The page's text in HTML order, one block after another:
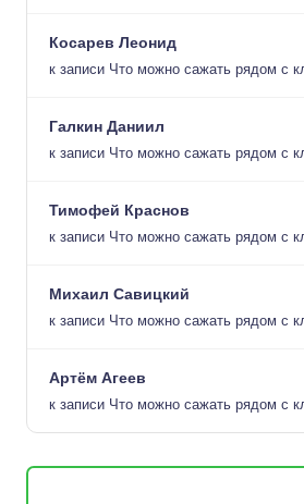
Косарев Леонид
к записи Что можно сажать рядом с
Галкин Даниил
к записи Что можно сажать рядом с
Тимофей Краснов
к записи Что можно сажать рядом с
Михаил Савицкий
к записи Что можно сажать рядом с
Артём Агеев
к записи Что можно сажать рядом с